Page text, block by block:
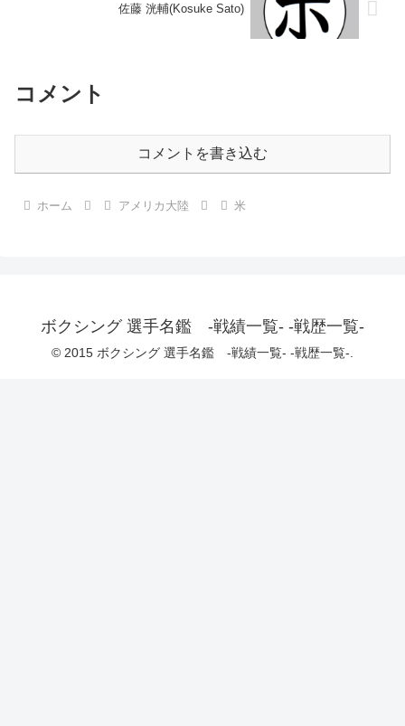
佐藤 洸輔(Kosuke Sato)
コメント
コメントを書き込む
ホーム アメリカ大陸 米
ボクシング 選手名鑑 -戦績一覧- -戦歴一覧-
© 2015 ボクシング 選手名鑑 -戦績一覧- -戦歴一覧-.